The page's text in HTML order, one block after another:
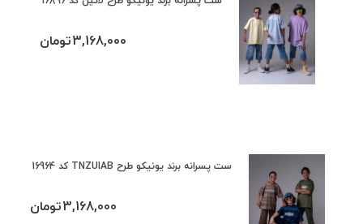
3,168,000تومان
ست پسرانه برند یونیکو طرح TNZUIAB کد 16964
3,168,000تومان